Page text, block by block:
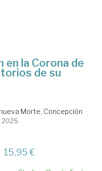
en la Corona de
de su
Morte, Concepción
2025
15,95 €